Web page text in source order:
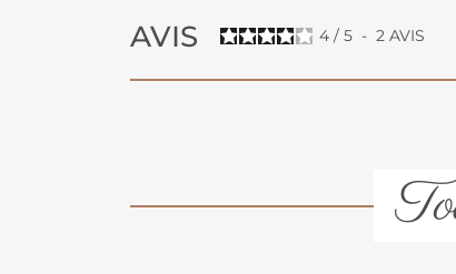
AVIS 4 / 5 - 2 AVIS